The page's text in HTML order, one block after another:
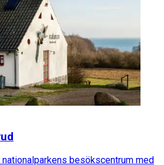
nationalparkens besökscentrum med